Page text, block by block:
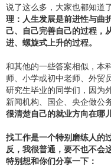
说了这么多，大家也都知道
理：人生发展是前进性与曲
己、自己完善自己的过程，
进、螺旋式上升的过程。
和其他的一些答案相似，本
师、小学或初中老师、外贸员
研究生毕业的同学们，因为
新闻机构、国企、央企做公
很清楚自己的就业方向在哪
找工作是一个特别磨练人的
反，我很普通，要不也不会
特别想和你们分享一下：